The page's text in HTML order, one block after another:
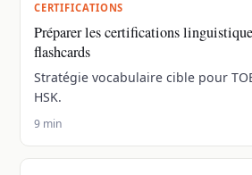
CERTIFICATIONS
Préparer les certifications
flashcards
Stratégie vocabulaire cible pour
HSK.
9 min